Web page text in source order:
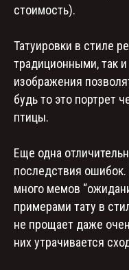
стоимость).
Татуировки в стиле
традиционными, так
изображения
будь то это портрет
птицы.
Еще одна
последствия
много мемов
примерами тату в
не прощает даже
них утрачивается